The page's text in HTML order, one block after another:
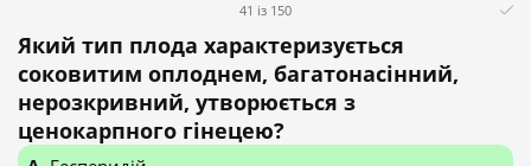
41 із 150
Який тип плода характеризується
соковитим оплоднем, багатонасінний,
нерозкривний, утворюється з
ценокарпного гінецею?